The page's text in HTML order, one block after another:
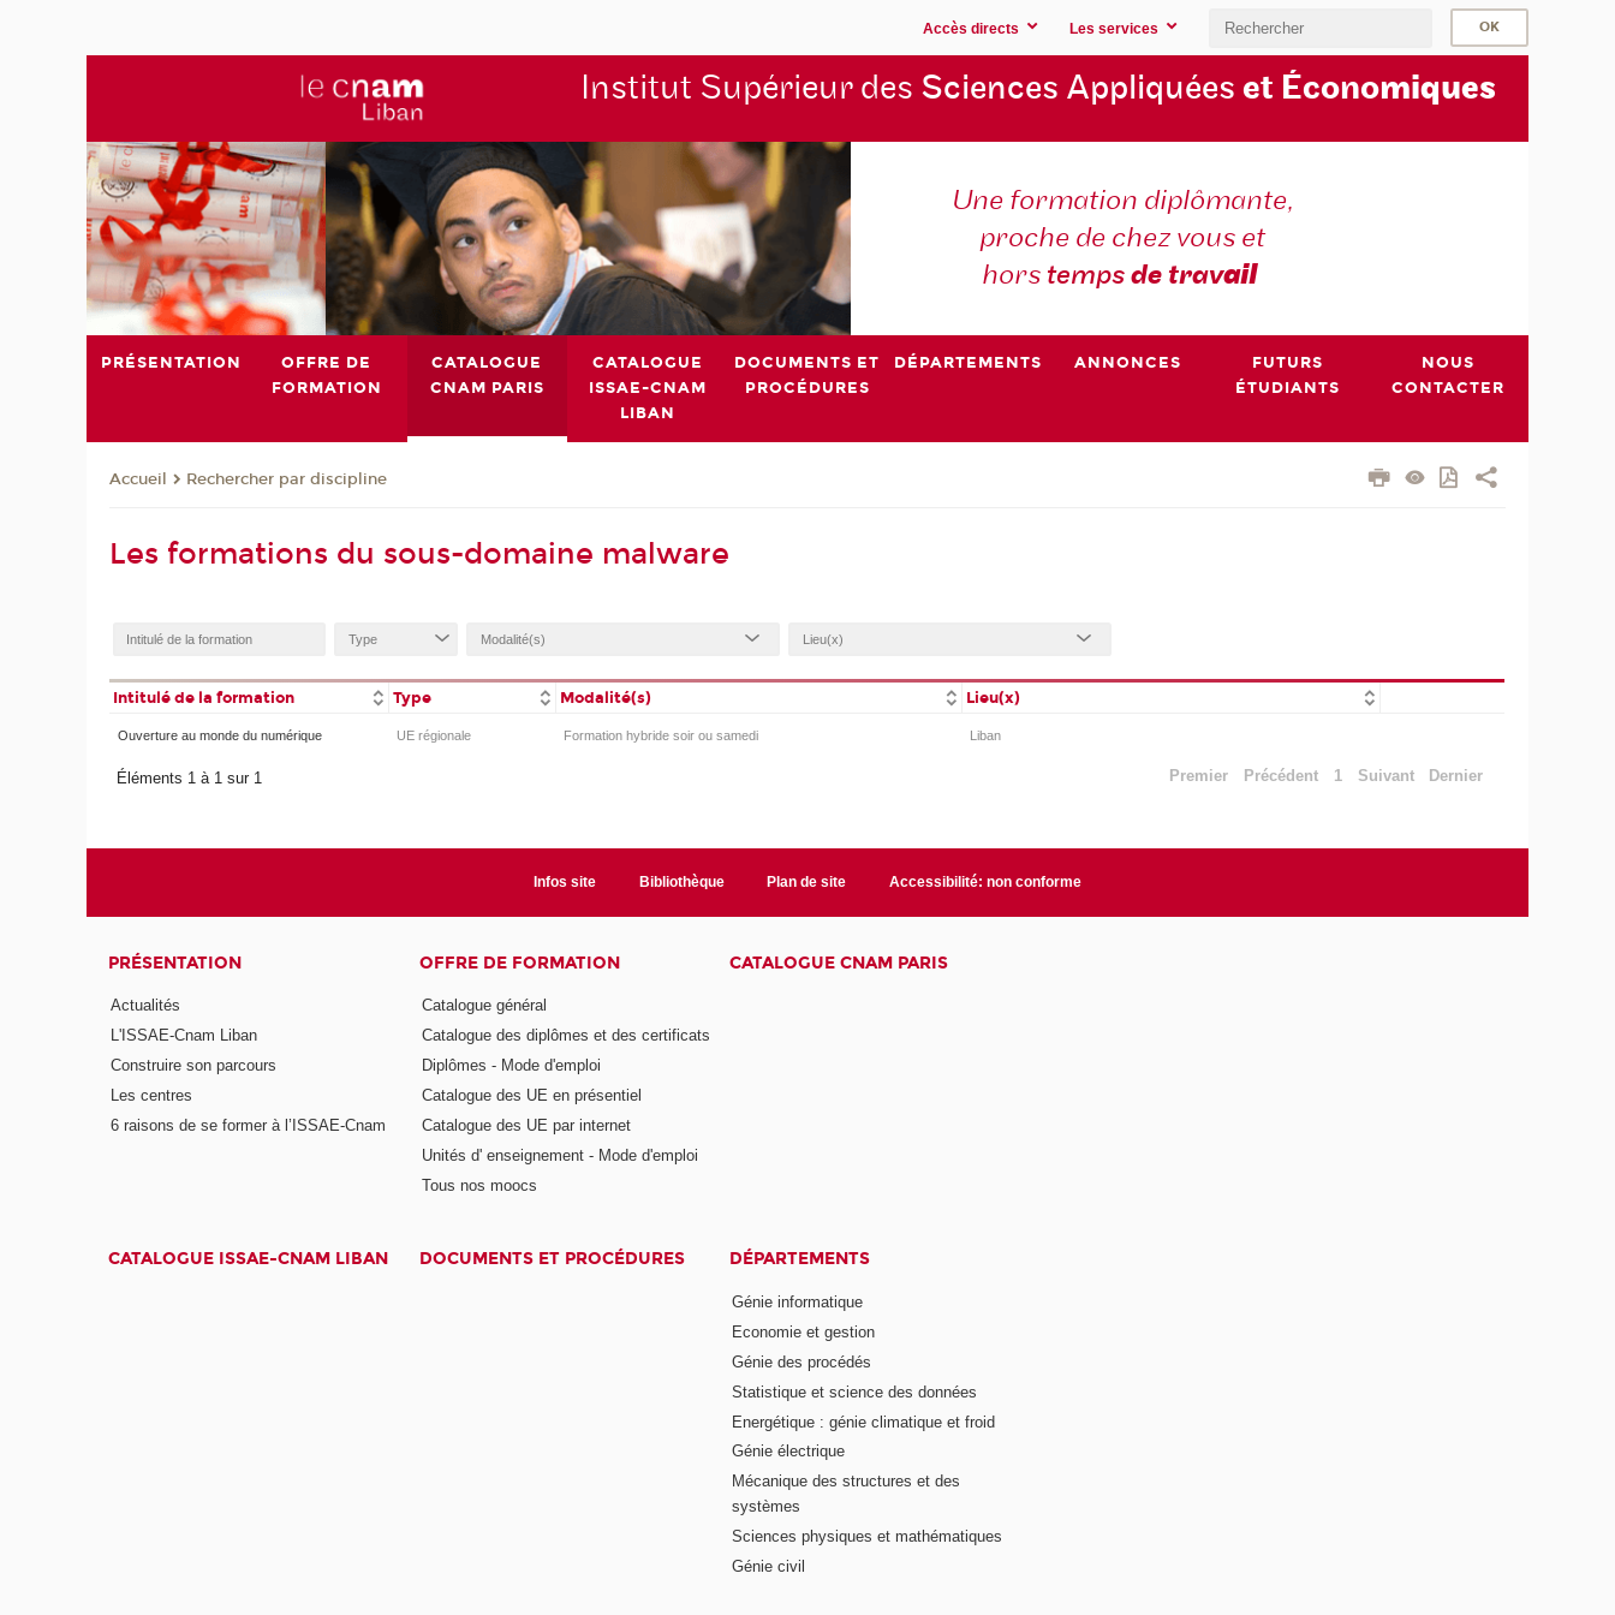
Accès directs Les services
Institut Supérieur des Sciences Appliquées et Économiques
Une formation diplômante,
proche de chez vous et
hors tempsde travail
PRÉSENTATION
OFFRE DE
FORMATION
CATALOGUE
CNAM PARIS
CATALOGUE
ISSAE-CNAM
LIBAN
DOCUMENTS ET
PROCÉDURES
DÉPARTEMENTS ANNONCES
FUTURS
ÉTUDIANTS
NOUS
CONTACTER
Accueil Rechercher par discipline
Les formations du sous-domaine malware
Intitulé de la formation Type Modalité(s) Lieu(x)
Ouverture au monde du numérique UE régionale Formation hybride soir ou samedi Liban
Éléments 1 à 1 sur 1 Premier Précédent 1 Suivant Dernier
Infos site Bibliothèque Plan de site Accessibilité: non conforme
PRÉSENTATION
Actualités
L'ISSAE-Cnam Liban
Construire son parcours
Les centres
6 raisons de se former à l’ISSAE-Cnam
OFFRE DE FORMATION
Catalogue général
Catalogue des diplômes et des certificats
Diplômes - Mode d'emploi
Catalogue des UE en présentiel
Catalogue des UE par internet
Unités d' enseignement - Mode d'emploi
Tous nos moocs
CATALOGUE CNAM PARIS
CATALOGUE ISSAE-CNAM LIBAN DOCUMENTS ET PROCÉDURES DÉPARTEMENTS
Génie informatique
Economie et gestion
Génie des procédés
Statistique et science des données
Energétique : génie climatique et froid
Génie électrique
Mécanique des structures et des
systèmes
Sciences physiques et mathématiques
Génie civil